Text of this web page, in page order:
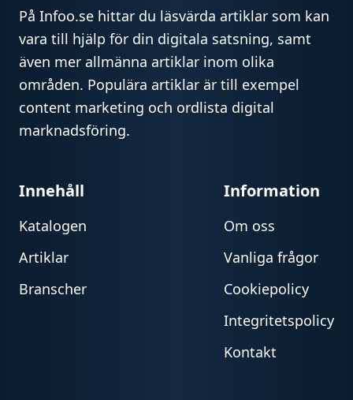
På Infoo.se hittar du läsvärda artiklar som kan
vara till hjälp för din digitala satsning, samt
även mer allmänna artiklar inom olika
områden. Populära artiklar är till exempel
content marketing och ordlista digital
marknadsföring.
Innehåll
Katalogen
Artiklar
Branscher
Information
Om oss
Vanliga frågor
Cookiepolicy
Integritetspolicy
Kontakt